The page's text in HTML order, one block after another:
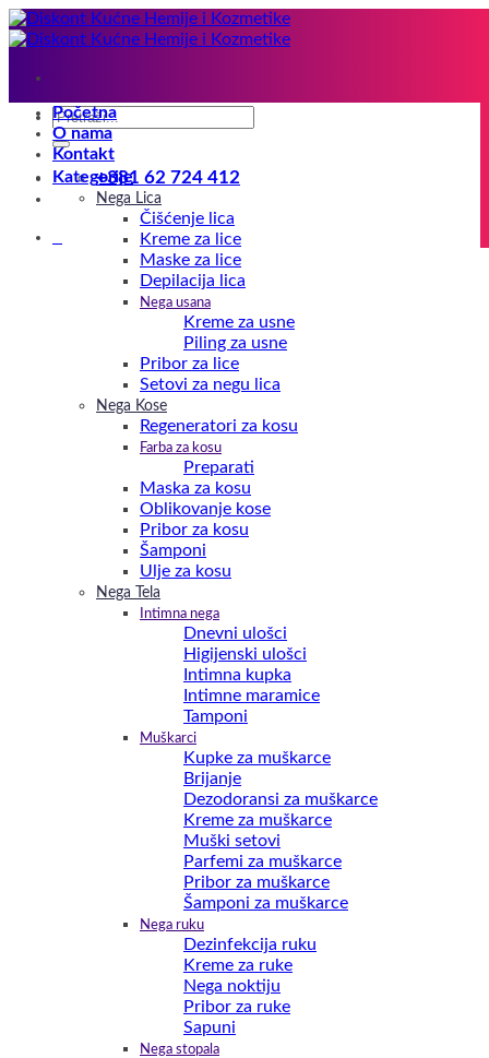
Preskoči
na
Pretraga
za:
+381 62 724 412
Početna
O nama
Kontakt
Kategorije
Nega Lica
Čišćenje lica
Kreme za lice
Maske za lice
Depilacija lica
Nega usana
Kreme za usne
Piling za usne
Pribor za lice
Setovi za negu lica
Nega Kose
Regeneratori za kosu
Farba za kosu
Preparati
Maska za kosu
Oblikovanje kose
Pribor za kosu
Šamponi
Ulje za kosu
Nega Tela
Intimna nega
Dnevni ulošci
Higijenski ulošci
Intimna kupka
Intimne maramice
Tamponi
Muškarci
Kupke za muškarce
Brijanje
Dezodoransi za muškarce
Kreme za muškarce
Muški setovi
Parfemi za muškarce
Pribor za muškarce
Šamponi za muškarce
Nega ruku
Dezinfekcija ruku
Kreme za ruke
Nega noktiju
Pribor za ruke
Sapuni
Nega stopala